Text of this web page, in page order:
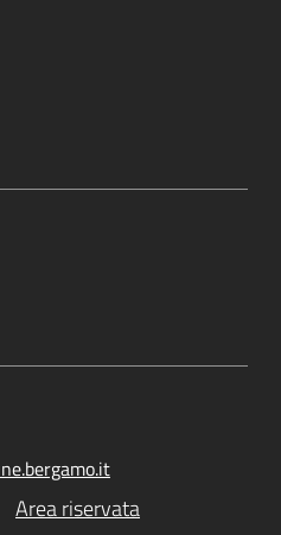
Area riservata